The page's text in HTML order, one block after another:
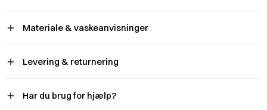
Materiale & vaskeanvisninger
Levering & returnering
Har du brug for hjælp?